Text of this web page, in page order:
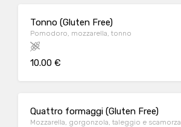
Tonno (Gluten Free)
Pomodoro, mozzarella, tonno
10.00 €
Quattro formaggi (Gluten Free)
Mozzarella, gorgonzola, taleggio e scamorza